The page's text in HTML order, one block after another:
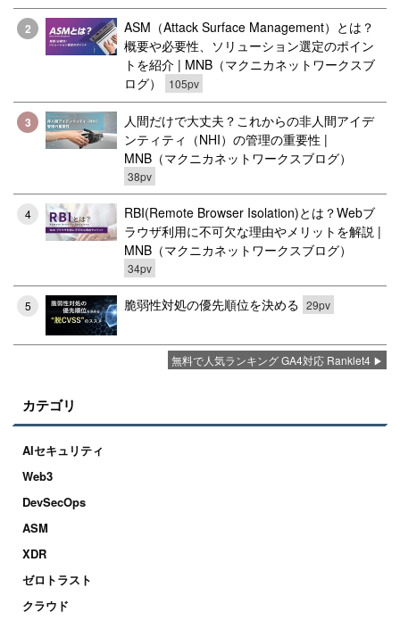
2
ASM（Attack Surface Management）とは？
概要や必要性、ソリューション選定のポイン
トを紹介 | MNB（マクニカネットワークスブ
ログ）
105pv
3
人間だけで大丈夫？これからの非人間アイデ
ンティティ（NHI）の管理の重要性 |
MNB（マクニカネットワークスブログ）
38pv
4
RBI(Remote Browser Isolation)とは？Webブ
ラウザ利用に不可欠な理由やメリットを解説 |
MNB（マクニカネットワークスブログ）
34pv
5 脆弱性対処の優先順位を決める 29pv
無料で人気ランキング GA4対応 Ranklet4
カテゴリ
AIセキュリティ
Web3
DevSecOps
ASM
XDR
ゼロトラスト
クラウド